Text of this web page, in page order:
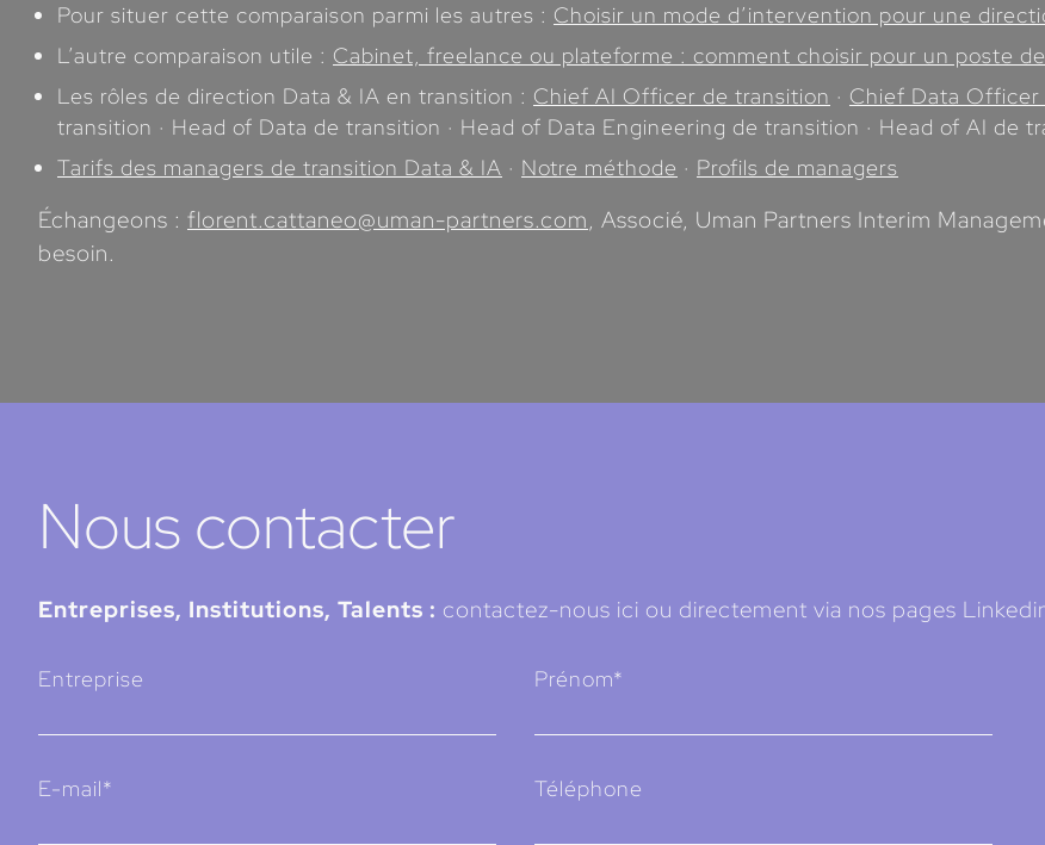
Pour situer cette comparaison parmi les autres : Choisir un mode d’intervention pour une
L’autre comparaison utile : Cabinet, freelance ou plateforme : comment choisir pour un poste
Les rôles de direction Data & IA en transition : Chief AI Officer de transition · Chief Data Officer
transition · Head of Data de transition · Head of Data Engineering de transition · Head of AI de
Tarifs des managers de transition Data & IA · Notre méthode · Profils de managers
Échangeons : florent.cattaneo@uman-partners.com, Associé, Uman Partners Interim
besoin.
Nous contacter
Entreprises, Institutions, Talents : contactez-nous ici ou directement via nos pages
Entreprise Prénom*
E-mail* Téléphone